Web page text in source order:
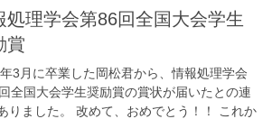
賞
3月に卒業した岡松君から、情報処理学会
全国大会学生奨励賞の賞状が届いたとの連
りました。 改めて、おめでとう！！ これか